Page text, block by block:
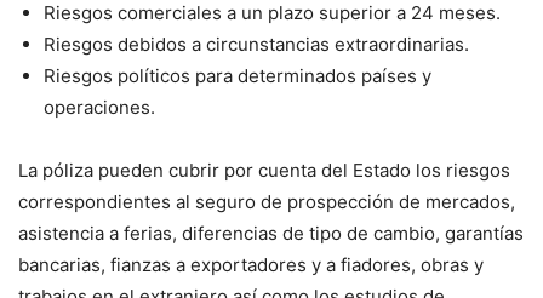
Riesgos comerciales a un plazo superior a 24 meses.
Riesgos debidos a circunstancias extraordinarias.
Riesgos políticos para determinados países y
operaciones.
La póliza pueden cubrir por cuenta del Estado los riesgos
correspondientes al seguro de prospección de mercados,
asistencia a ferias, diferencias de tipo de cambio, garantías
bancarias, fianzas a exportadores y a fiadores, obras y